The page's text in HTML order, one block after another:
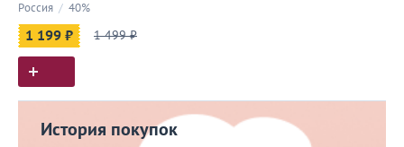
Россия / 40%
1 199 ₽ 1 499 ₽
История покупок